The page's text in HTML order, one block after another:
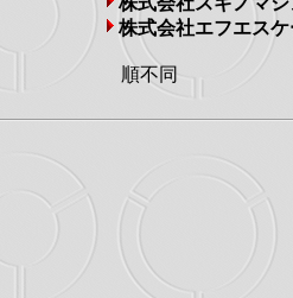
株式会社エフエスケ
順不同